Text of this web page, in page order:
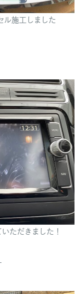
ル施工しました
ただきました！